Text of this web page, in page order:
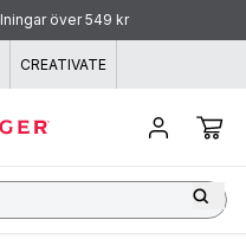
över 549 kr
CREATIVATE